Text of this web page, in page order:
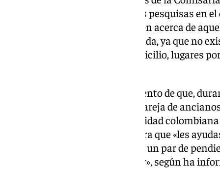
la investigación y centraron sus pesquisas en
familia, recopilando información acerca de
habían tenido acceso a la vivienda, ya que no
en puertas ni ventanas del domicilio, lugares
Los agentes tuvieron conocimiento de que,
durante varios días sueltos la pareja de
empleada de hogar, de nacionalidad
previos a esta investigación, para que «les
coincidiendo la desaparición de un par de
laborales aisladas de esta mujer», según ha